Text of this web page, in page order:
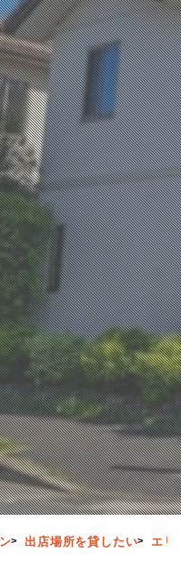
出店場所を貸したい エリ